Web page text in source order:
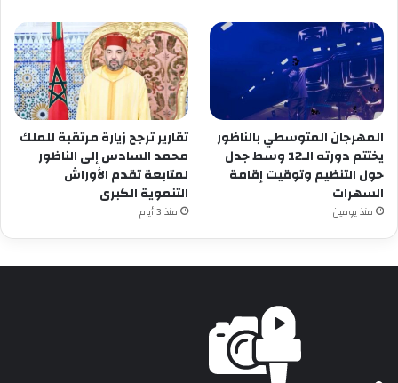
المهرجان المتوسطي بالناظور
يختتم دورته الـ12 وسط جدل
حول التنظيم وتوقيت إقامة
السهرات
منذ يومين
تقارير ترجح زيارة مرتقبة للملك
محمد السادس إلى الناظور
لمتابعة تقدم الأوراش
التنموية الكبرى
منذ 3 أيام